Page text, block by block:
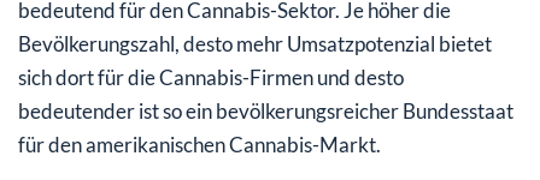
bedeutend für den Cannabis-Sektor. Je höher die
Bevölkerungszahl, desto mehr Umsatzpotenzial bietet
sich dort für die Cannabis-Firmen und desto
bedeutender ist so ein bevölkerungsreicher Bundesstaat
für den amerikanischen Cannabis-Markt.